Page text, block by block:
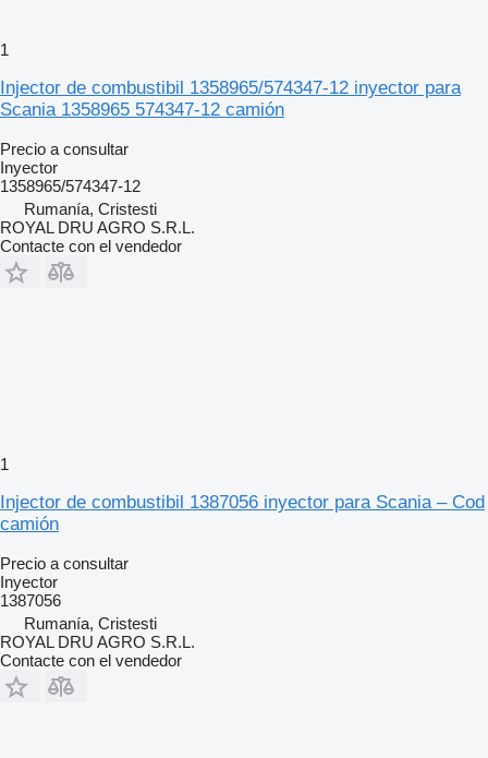
1
Injector de combustibil 1358965/574347-12 inyector para
Scania 1358965 574347-12 camión
Precio a consultar
Inyector
1358965/574347-12
Rumanía, Cristesti
ROYAL DRU AGRO S.R.L.
Contacte con el vendedor
1
Injector de combustibil 1387056 inyector para Scania – Cod
camión
Precio a consultar
Inyector
1387056
Rumanía, Cristesti
ROYAL DRU AGRO S.R.L.
Contacte con el vendedor